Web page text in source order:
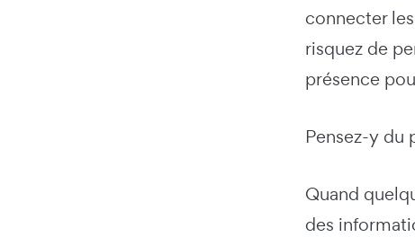
connecter
risquez de
présence
Pensez-y du
Quand
des